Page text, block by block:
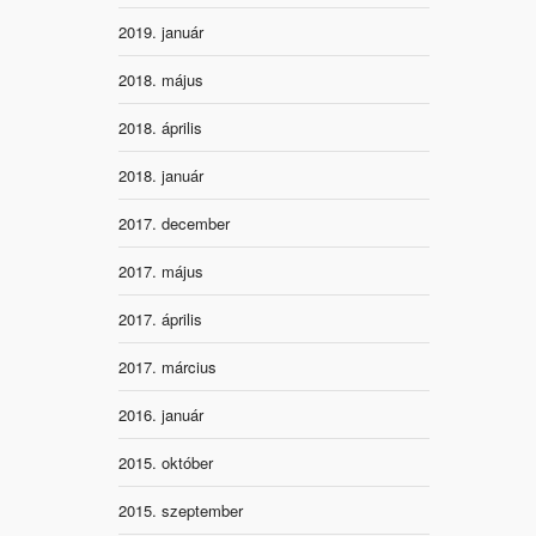
2019. január
2018. május
2018. április
2018. január
2017. december
2017. május
2017. április
2017. március
2016. január
2015. október
2015. szeptember